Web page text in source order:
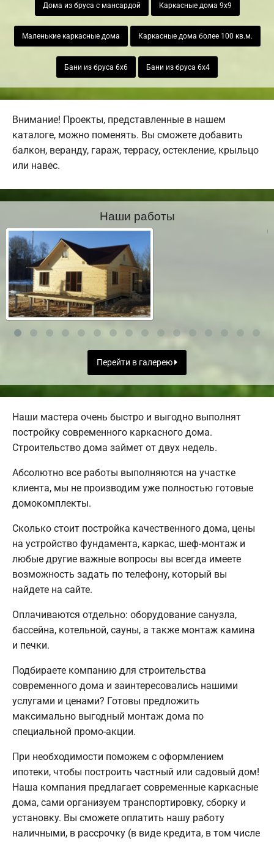
Дома из бруса с мансардой Каркасные дома 9х9
Маленькие каркасные дома Каркасные дома более 100 кв.м.
Бани из бруса 6х6 Бани из бруса 6х4
Внимание! Проекты, представленные в нашем
каталоге, можно поменять. Вы сможете добавить
балкон, веранду, гараж, террасу, остекление, крыльцо
или навес.
Наши работы
Перейти в галерею
Наши мастера очень быстро и выгодно выполнят
постройку современного каркасного дома.
Строительство дома займет от двух недель.
Абсолютно все работы выполняются на участке
клиента, мы не производим уже полностью готовые
домокомплекты.
Сколько стоит постройка качественного дома, цены
на устройство фундамента, каркас, шеф-монтаж и
любые другие важные вопросы вы всегда имеете
возможность задать по телефону, который вы
найдете на сайте.
Оплачиваются отдельно: оборудование санузла,
бассейна, котельной, сауны, а также монтаж камина
и печки.
Подбираете компанию для строительства
современного дома и заинтересовались нашими
услугами и ценами? Готовы предложить
максимально выгодный монтаж дома по
специальной промо-акции.
При необходимости поможем с оформлением
ипотеки, чтобы построить частный или садовый дом!
Наша компания предлагает современные каркасные
дома, сами организуем транспортировку, сборку и
установку. Вы сможете оплатить нашу работу
наличными, в рассрочку (в виде кредита, в том числе